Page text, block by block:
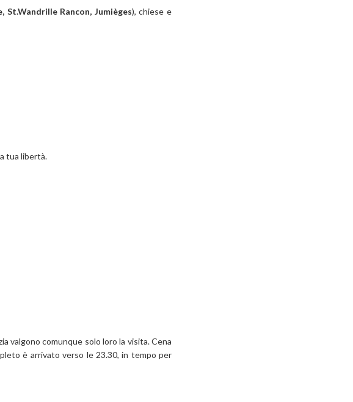
St.Wandrille Rancon, Jumièges), chiese e
tua libertà.
valgono comunque solo loro la visita. Cena
è arrivato verso le 23.30, in tempo per